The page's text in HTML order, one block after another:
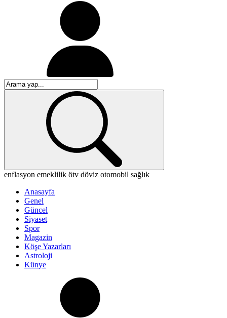
enflasyon emeklilik ötv döviz otomobil sağlık
Anasayfa
Genel
Güncel
Siyaset
Spor
Magazin
Köşe Yazarları
Astroloji
Künye